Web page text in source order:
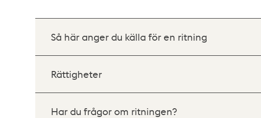
Så här anger du källa för en ritning
Rättigheter
Har du frågor om ritningen?